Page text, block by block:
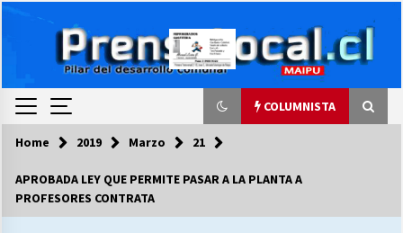
COLUMNISTA
COLUMNISTA
Home 2019 Marzo 21
APROBADA LEY QUE PERMITE PASAR A LA PLANTA A
PROFESORES CONTRATA